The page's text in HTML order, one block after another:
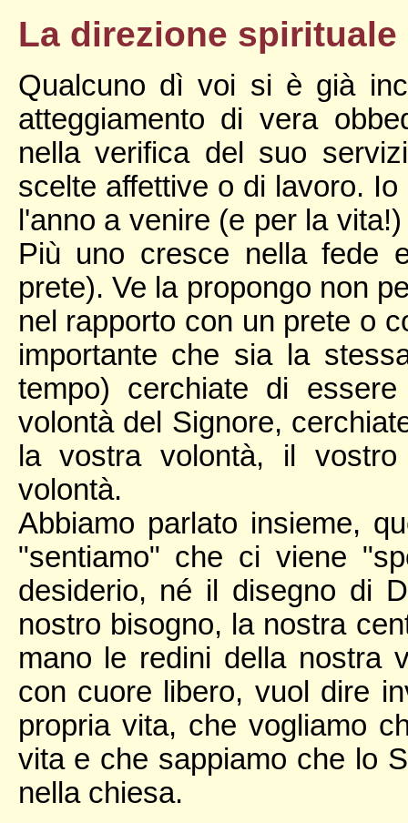
La direzione spirituale
Qualcuno dì voi si è già
atteggiamento di vera
nella verifica del suo
scelte affettive o di lavoro.
l'anno a venire (e per la
Più uno cresce nella fede
prete). Ve la propongo non
nel rapporto con un prete o
importante che sia la
tempo) cerchiate di
volontà del Signore,
la vostra volontà, il
volontà.
Abbiamo parlato insieme,
"sentiamo" che ci viene
desiderio, né il disegno di
nostro bisogno, la nostra
mano le redini della nostra
con cuore libero, vuol dire
propria vita, che vogliamo
vita e che sappiamo che lo
nella chiesa.